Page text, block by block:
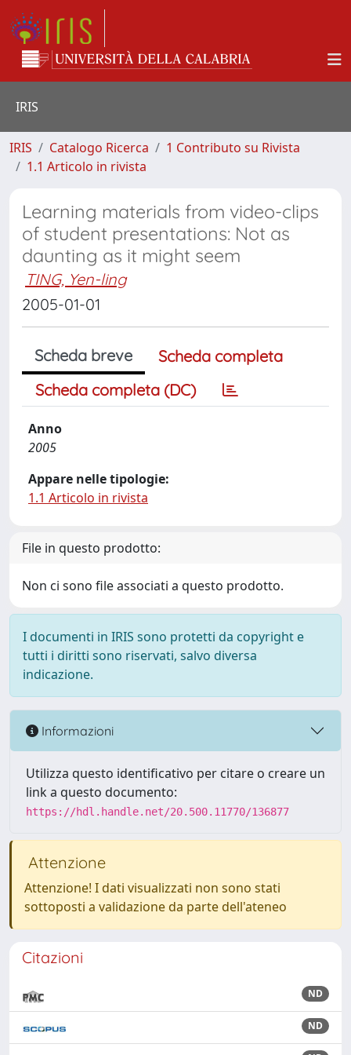
IRIS
IRIS Catalogo Ricerca
1 Contributo su Rivista
1.1 Articolo in rivista
Learning materials from video-clips
of student presentations: Not as
daunting as it might seem
TING, Yen-ling
2005-01-01
Scheda breve
Scheda completa
Scheda completa (DC)
Anno
2005
Appare nelle tipologie:
1.1 Articolo in rivista
File in questo prodotto:
Non ci sono file associati a questo prodotto.
I documenti in IRIS sono protetti da copyright e
tutti i diritti sono riservati, salvo diversa
indicazione.
Informazioni
Utilizza questo identificativo per citare o creare un
link a questo documento:
https://hdl.handle.net/20.500.11770/136877
Attenzione
Attenzione! I dati visualizzati non sono stati
sottoposti a validazione da parte dell'ateneo
Citazioni
ND
ND